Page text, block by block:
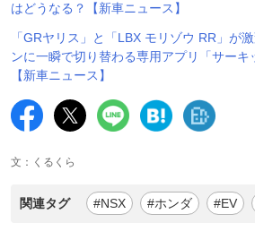
はどうなる？【新車ニュース】
「GRヤリス」と「LBX モリゾウ RR」が
ンに一瞬で切り替わる専用アプリ「サーキ
【新車ニュース】
文：くるくら
関連タグ #NSX #ホンダ #EV